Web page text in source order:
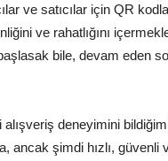
ve satıcılar için QR
ve rahatlığını
başlasak bile, devam eden
deneyimini
şimdi hızlı, güvenli